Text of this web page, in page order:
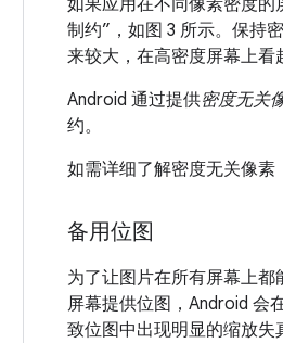
如果应用在不同像素密度
制约”，如图 3 所示。保持
来较大，在高密度屏幕上看
Android 通过提供密度无关
约。
如需详细了解密度无关像素
备用位图
为了让图片在所有屏幕上
屏幕提供位图，Android 会
致位图中出现明显的缩放失